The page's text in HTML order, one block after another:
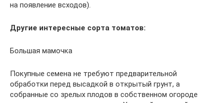
на появление всходов).
Другие интересные сорта томатов:
Большая мамочка
Покупные семена не требуют предварительной
обработки перед высадкой в открытый грунт, а
собранные со зрелых плодов в собственном огороде